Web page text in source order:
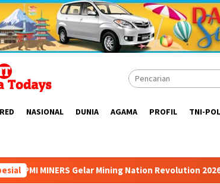
NASIONAL DUNIA AGAMA PROFIL TNI-
Mining Nation Revolution 2026 di Pondok Indah